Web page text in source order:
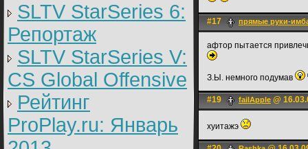
SLTV StarSeries 6:
Репортаж
SLTV StarSeries V:
CS Global Offensive
Рейтинг
ProPlay.ru: Январь
#17 прямые руки-
афтор пытается
З.Ы. немного подумав
#19 failApple @
хуитажэ